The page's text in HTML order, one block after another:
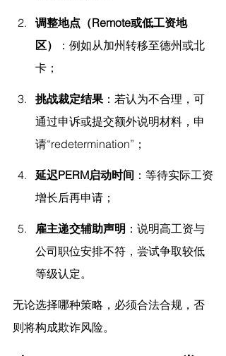
调整地点（Remote或低工资地
区）
：例如从加州转移至德州或北
卡；
挑战裁定结果：若认为不合理，可
通过申诉或提交额外说明材料，申
请“redetermination”；
延迟PERM启动时间 ：等待实际工资
增长后再申请；
雇主递交辅助声明 ：说明高工资与
公司职位安排不符，尝试争取较低
等级认定。
无论选择哪种策略，必须合法合规，否
则将构成欺诈风险。